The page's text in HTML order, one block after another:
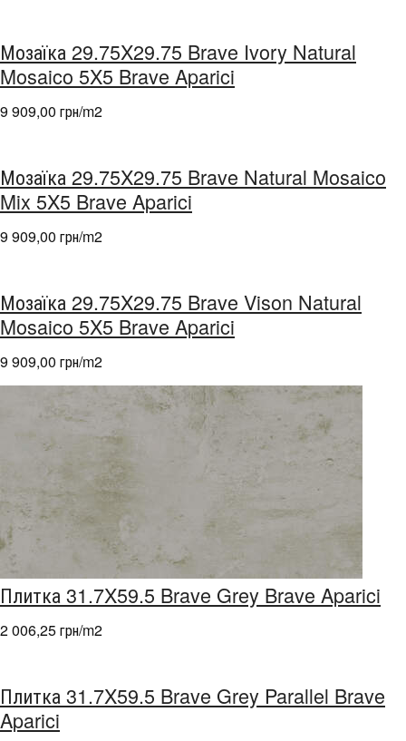
Мозаїка 29.75X29.75 Brave Ivory Natural
Mosaico 5X5 Brave Aparici
9 909,00 грн/m2
Мозаїка 29.75X29.75 Brave Natural Mosaico
Mix 5X5 Brave Aparici
9 909,00 грн/m2
Мозаїка 29.75X29.75 Brave Vison Natural
Mosaico 5X5 Brave Aparici
9 909,00 грн/m2
Плитка 31.7X59.5 Brave Grey Brave Aparici
2 006,25 грн/m2
Плитка 31.7X59.5 Brave Grey Parallel Brave
Aparici